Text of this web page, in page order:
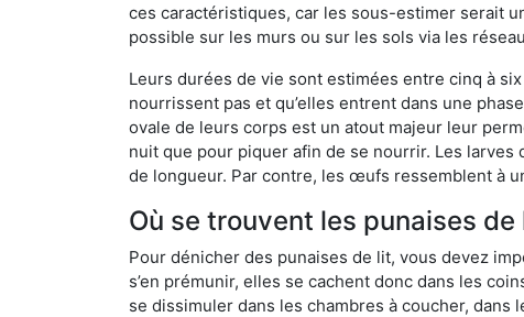
ces caractéristiques, car les sous-estimer serait
possible sur les murs ou sur les sols via les
Leurs durées de vie sont estimées entre cinq à
nourrissent pas et qu’elles entrent dans une
ovale de leurs corps est un atout majeur leur
nuit que pour piquer afin de se nourrir. Les larves
de longueur. Par contre, les œufs ressemblent à
Où se trouvent les punaises de
Pour dénicher des punaises de lit, vous devez
s’en prémunir, elles se cachent donc dans les
se dissimuler dans les chambres à coucher,